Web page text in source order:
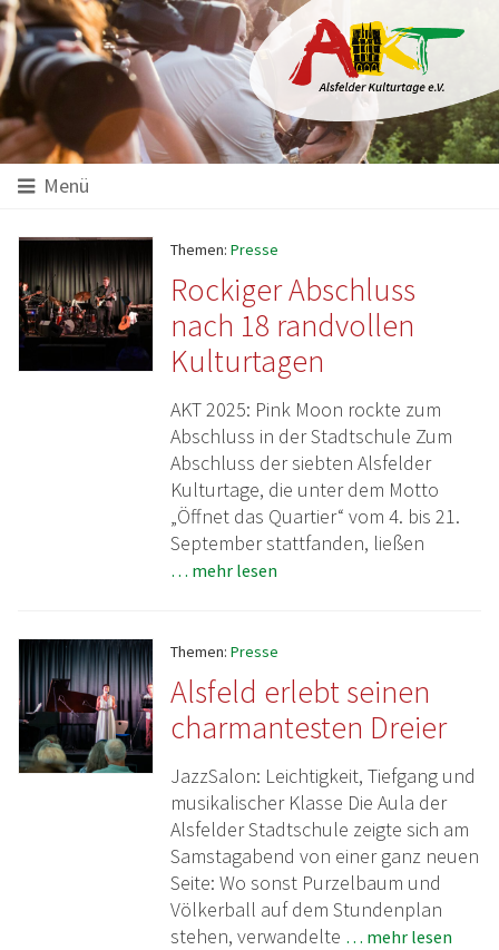
Startseite
Hauptinhalt
Menü
Themen: Presse
Rockiger Abschluss
nach 18 randvollen
Kulturtagen
AKT 2025: Pink Moon rockte zum
Abschluss in der Stadtschule Zum
Abschluss der siebten Alsfelder
Kulturtage, die unter dem Motto
„Öffnet das Quartier“ vom 4. bis 21.
September stattfanden, ließen
… mehr lesen
Themen: Presse
Alsfeld erlebt seinen
charmantesten Dreier
JazzSalon: Leichtigkeit, Tiefgang und
musikalischer Klasse Die Aula der
Alsfelder Stadtschule zeigte sich am
Samstagabend von einer ganz neuen
Seite: Wo sonst Purzelbaum und
Völkerball auf dem Stundenplan
stehen, verwandelte … mehr lesen